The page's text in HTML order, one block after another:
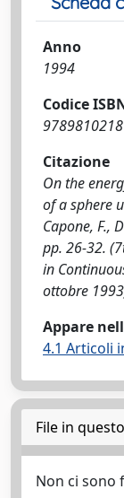
Anno
1994
Codice
Citazione
On the
of a sphere
Capone, F.,
pp. 26-32.
in
ottobre
Appare
4.1 Articoli
File in
Non ci sono